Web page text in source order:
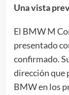
Una vista
El BMW M
presentado
confirmado.
dirección que
BMW en los